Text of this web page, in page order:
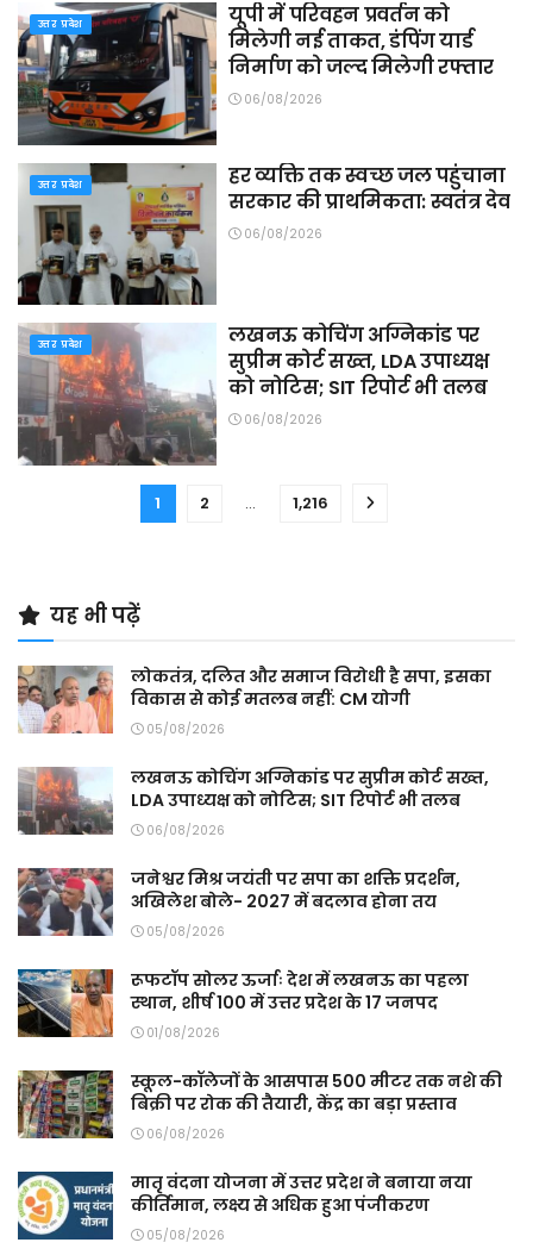
उत्तर प्रदेश
यूपी में परिवहन प्रवर्तन को
मिलेगी नई ताकत, डंपिंग यार्ड
निर्माण को जल्द मिलेगी रफ्तार
06/08/2026
उत्तर प्रदेश
हर व्यक्ति तक स्वच्छ जल पहुंचाना
सरकार की प्राथमिकता: स्वतंत्र देव
06/08/2026
उत्तर प्रदेश
लखनऊ कोचिंग अग्निकांड पर
सुप्रीम कोर्ट सख्त, LDA उपाध्यक्ष
को नोटिस; SIT रिपोर्ट भी तलब
06/08/2026
1 2 … 1,216
यह भी पढ़ें
लोकतंत्र, दलित और समाज विरोधी है सपा, इसका
विकास से कोई मतलब नहीं: CM योगी
05/08/2026
लखनऊ कोचिंग अग्निकांड पर सुप्रीम कोर्ट सख्त,
LDA उपाध्यक्ष को नोटिस; SIT रिपोर्ट भी तलब
06/08/2026
जनेश्वर मिश्र जयंती पर सपा का शक्ति प्रदर्शन,
अखिलेश बोले- 2027 में बदलाव होना तय
05/08/2026
रूफटॉप सोलर ऊर्जाः देश में लखनऊ का पहला
स्थान, शीर्ष 100 में उत्तर प्रदेश के 17 जनपद
01/08/2026
स्कूल-कॉलेजों के आसपास 500 मीटर तक नशे की
बिक्री पर रोक की तैयारी, केंद्र का बड़ा प्रस्ताव
06/08/2026
मातृ वंदना योजना में उत्तर प्रदेश ने बनाया नया
कीर्तिमान, लक्ष्य से अधिक हुआ पंजीकरण
05/08/2026